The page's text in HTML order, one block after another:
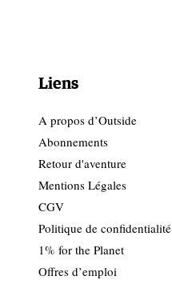
Liens
A propos d’Outside
Abonnements
Retour d'aventure
Mentions Légales
CGV
Politique de confidentialité
1% for the Planet
Offres d’emploi